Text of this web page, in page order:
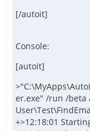
[/autoit]
Console:
[autoit]
er.exe" /run /beta
+>12:18:01